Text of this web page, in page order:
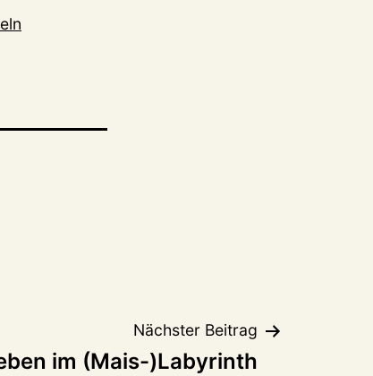
Nächster Beitrag
im (Mais-)Labyrinth